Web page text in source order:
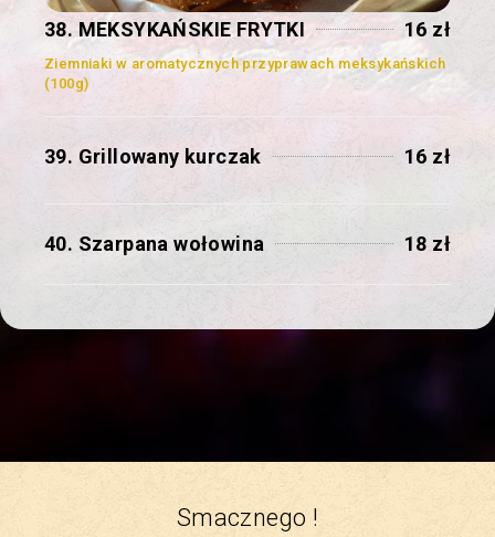
38. MEKSYKAŃSKIE FRYTKI 16 zł
Ziemniaki w aromatycznych przyprawach meksykańskich
(100g)
39. Grillowany kurczak 16 zł
40. Szarpana wołowina 18 zł
Smacznego !